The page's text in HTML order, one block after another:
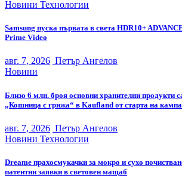
Новини Технологии
Samsung пуска първата в света HDR10+
Prime Video
авг. 7, 2026 Петър Ангелов
Новини
Близо 6 млн. броя основни хранителни продукти
„Кошница с грижа“ в Kaufland от старта на
авг. 7, 2026 Петър Ангелов
Новини Технологии
Dreame прахосмукачки за мокро и сухо
патентни заявки в световен мащаб